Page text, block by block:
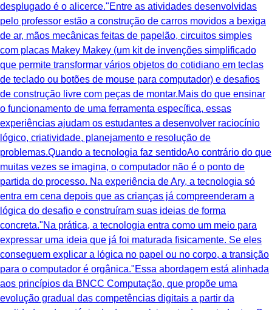
desplugado é o alicerce."Entre as atividades desenvolvidas
pelo professor estão a construção de carros movidos a bexiga
de ar, mãos mecânicas feitas de papelão, circuitos simples
com placas Makey Makey (um kit de invenções simplificado
que permite transformar vários objetos do cotidiano em teclas
de teclado ou botões de mouse para computador) e desafios
de construção livre com peças de montar.Mais do que ensinar
o funcionamento de uma ferramenta específica, essas
experiências ajudam os estudantes a desenvolver raciocínio
lógico, criatividade, planejamento e resolução de
problemas.Quando a tecnologia faz sentidoAo contrário do que
muitas vezes se imagina, o computador não é o ponto de
partida do processo. Na experiência de Ary, a tecnologia só
entra em cena depois que as crianças já compreenderam a
lógica do desafio e construíram suas ideias de forma
concreta."Na prática, a tecnologia entra como um meio para
expressar uma ideia que já foi maturada fisicamente. Se eles
conseguem explicar a lógica no papel ou no corpo, a transição
para o computador é orgânica."Essa abordagem está alinhada
aos princípios da BNCC Computação, que propõe uma
evolução gradual das competências digitais a partir da